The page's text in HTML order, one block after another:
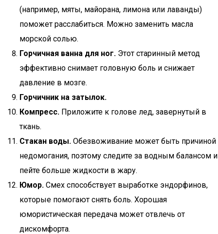
(например, мяты, майорана, лимона или лаванды)
поможет расслабиться. Можно заменить масла
морской солью.
Горчичная ванна для ног. Этот старинный метод
эффективно снимает головную боль и снижает
давление в мозге.
Горчичник на затылок.
Компресс. Приложите к голове лед, завернутый в
ткань.
Стакан воды. Обезвоживание может быть причиной
недомогания, поэтому следите за водным балансом и
пейте больше жидкости в жару.
Юмор. Смех способствует выработке эндорфинов,
которые помогают снять боль. Хорошая
юмористическая передача может отвлечь от
дискомфорта.